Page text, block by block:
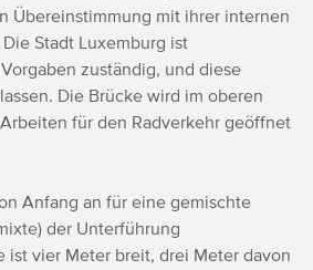
Übereinstimmung mit ihrer internen
Stadt Luxemburg ist
zuständig, und diese
Die Brücke wird im oberen
für den Radverkehr geöffnet
Anfang an für eine gemischte
der Unterführung
ist vier Meter breit, drei Meter davon